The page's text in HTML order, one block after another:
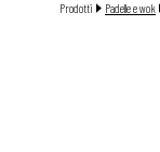
Prodotti Padelle e wok